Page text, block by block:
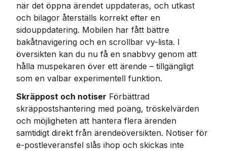
när det öppna ärendet uppdateras, och utkast
och bilagor återställs korrekt efter en
sidouppdatering. Mobilen har fått bättre
bakåtnavigering och en scrollbar vy-lista. I
översikten kan du nu få en snabbvy genom att
hålla muspekaren över ett ärende – tillgängligt
som en valbar experimentell funktion.
Skräppost och notiser Förbättrad
skräppostshantering med poäng, tröskelvärden
och möjligheten att hantera flera ärenden
samtidigt direkt från ärendeöversikten. Notiser för
e-postleveransfel slås ihop och skickas inte